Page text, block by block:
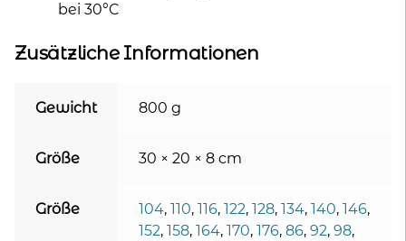
bei 30°C
Zusätzliche Informationen
Gewicht 800 g
Größe 30 × 20 × 8 cm
Größe 104, 110, 116, 122, 128, 134, 140, 146,
152, 158, 164, 170, 176, 86, 92, 98,